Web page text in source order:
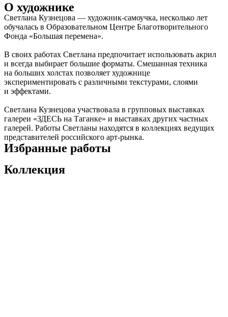
О художнике
Светлана Кузнецова — художник-самоучка, несколько лет
обучалась в Образовательном Центре Благотворительного
Фонда «Большая перемена».
В своих работах Светлана предпочитает использовать акрил
и всегда выбирает большие форматы. Смешанная техника
на больших холстах позволяет художнице
экспериментировать с различными текстурами, слоями
и эффектами.
Светлана Кузнецова участвовала в групповых выставках
галереи «ЗДЕСЬ на Таганке» и выставках других частных
галерей. Работы Светланы находятся в коллекциях ведущих
представителей российского арт-рынка.
Избранные работы
Коллекция